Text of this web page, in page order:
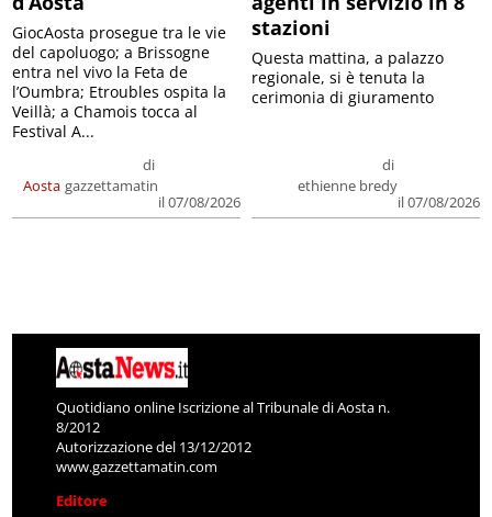
Aosta
di
gazzettamatin
il 07/08/2026
GiocAosta prosegue tra le vie
del capoluogo; a Brissogne
entra nel vivo la Feta de
l’Oumbra; Etroubles ospita la
Veillà; a Chamois tocca al
Festival A...
stazioni
di
ethienne bredy
il 07/08/2026
Questa mattina, a palazzo
regionale, si è tenuta la
cerimonia di giuramento
Quotidiano online Iscrizione al Tribunale di Aosta n.
8/2012
Autorizzazione del 13/12/2012
www.gazzettamatin.com
Editore